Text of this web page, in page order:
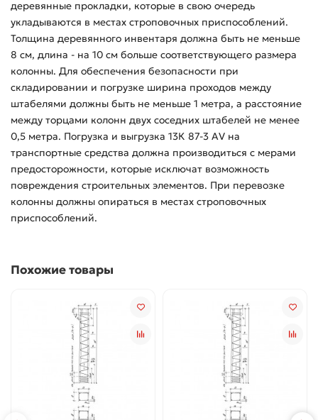
деревянные прокладки, которые в свою очередь
укладываются в местах строповочных приспособлений.
Толщина деревянного инвентаря должна быть не меньше
8 см, длина - на 10 см больше соответствующего размера
колонны. Для обеспечения безопасности при
складировании и погрузке ширина проходов между
штабелями должны быть не меньше 1 метра, а расстояние
между торцами колонн двух соседних штабелей не менее
0,5 метра. Погрузка и выгрузка 13К 87-3 АV на
транспортные средства должна производиться с мерами
предосторожности, которые исключат возможность
повреждения строительных элементов. При перевозке
колонны должны опираться в местах строповочных
приспособлений.
Похожие товары